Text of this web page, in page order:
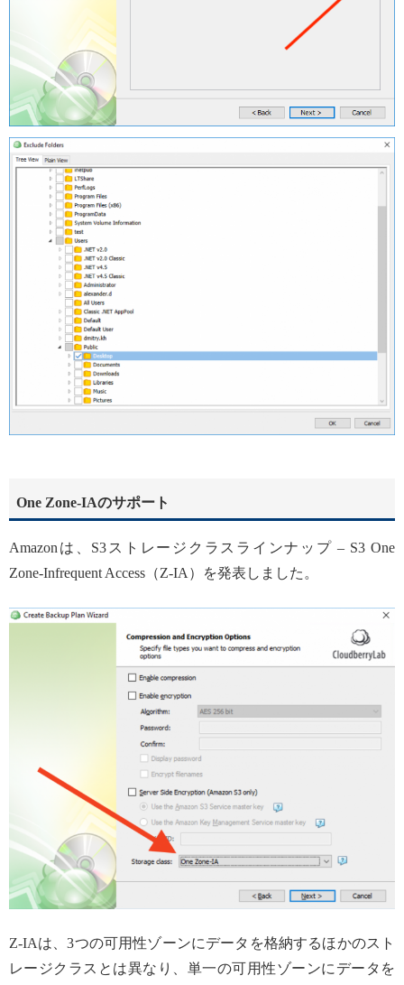
One Zone-IAのサポート
Amazonは、S3ストレージクラスラインナップ – S3 One
Zone-Infrequent Access（Z-IA）を発表しました。
Z-IAは、3つの可用性ゾーンにデータを格納するほかのスト
レージクラスとは異なり、単一の可用性ゾーンにデータを